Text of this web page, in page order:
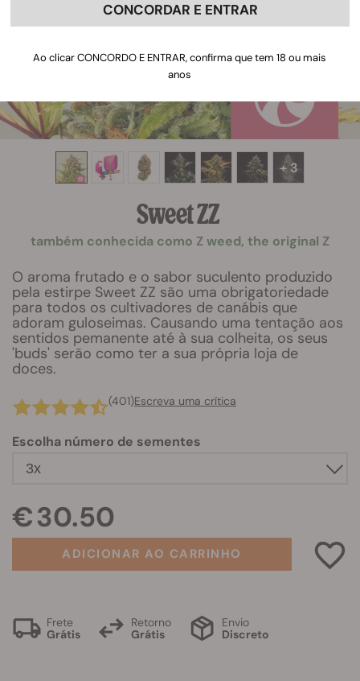
+ 3
Sweet ZZ
também conhecida como Z weed, the original Z
O aroma frutado e o sabor suculento produzido
pela estirpe Sweet ZZ são uma obrigatoriedade
para todos os cultivadores de canábis que
adoram guloseimas. Causando uma tentação aos
sentidos pemanente até à sua colheita, os seus
'buds' serão como ter a sua própria loja de
doces.
(401)Escreva uma crítica
Escolha número de sementes
€ 30.50
ADICIONAR AO CARRINHO
Frete
Grátis
Retorno
Grátis
Envio
Discreto
CONCORDAR E ENTRAR
Ao clicar CONCORDO E ENTRAR, confirma que tem 18 ou mais
anos